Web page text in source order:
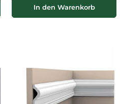
In den Warenkorb